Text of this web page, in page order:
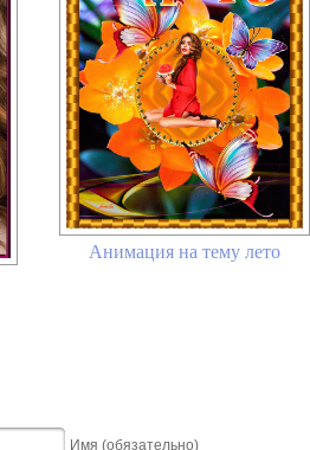
Анимация на тему лето
Имя (обязательно)